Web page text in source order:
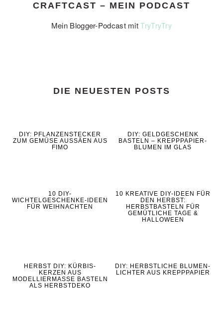
CRAFTCAST – MEIN PODCAST
Mein Blogger-Podcast mitTryTryTry
DIE NEUESTEN POSTS
DIY: PFLANZENSTECKER
ZUM GEMÜSE AUSSÄEN AUS
FIMO
DIY: GELDGESCHENK
BASTELN – KREPPPAPIER-
BLUMEN IM GLAS
10 DIY-
WICHTELGESCHENKE-IDEEN
FÜR WEIHNACHTEN
10 KREATIVE DIY-IDEEN FÜR
DEN HERBST:
HERBSTBASTELN FÜR
GEMÜTLICHE TAGE &
HALLOWEEN
HERBST DIY: KÜRBIS-
KERZEN AUS
MODELLIERMASSE BASTELN
ALS HERBSTDEKO
DIY: HERBSTLICHE BLUMEN-
LICHTER AUS KREPPPAPIER